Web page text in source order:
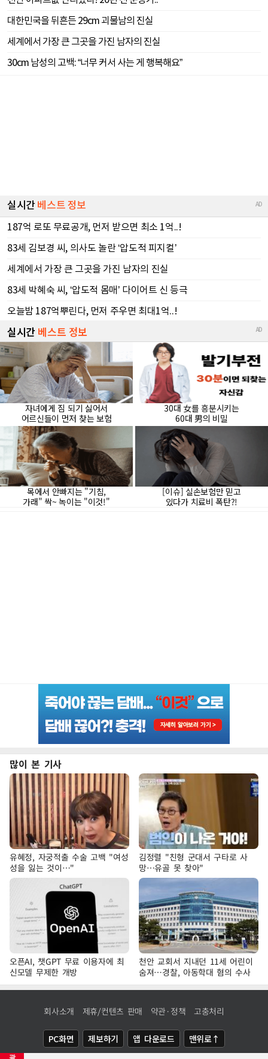
광
많이 본 기사
유혜정, 자궁적출 수술 고백 "여성
성을 잃는 것이…"
김정렬 "친형 군대서 구타로 사
망…유골 못 찾아"
오픈AI, 챗GPT 무료 이용자에 최
신모델 무제한 개방
천안 교회서 지내던 11세 어린이
숨져…경찰, 아동학대 혐의 수사
회사소개 제휴/컨텐츠 판매 약관·정책 고충처리
PC화면 제보하기 앱 다운로드 맨위로↑